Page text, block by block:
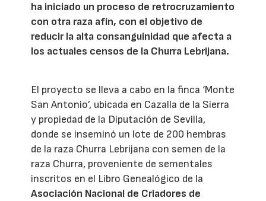
ha iniciado un proceso de retrocruzamiento
con otra raza afín, con el objetivo de
reducir la alta consanguinidad que afecta a
los actuales censos de la Churra Lebrijana.
El proyecto se lleva a cabo en la finca ‘Monte
San Antonio’, ubicada en Cazalla de la Sierra
y propiedad de la Diputación de Sevilla,
donde se inseminó un lote de 200 hembras
de la raza Churra Lebrijana con semen de la
raza Churra, proveniente de sementales
inscritos en el Libro Genealógico de la
Asociación Nacional de Criadores de